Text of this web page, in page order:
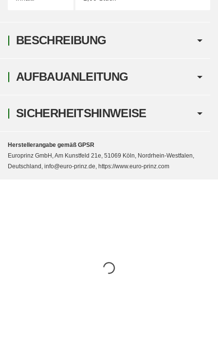
BESCHREIBUNG
AUFBAUANLEITUNG
SICHERHEITSHINWEISE
Herstellerangabe gemäß GPSR
Europrinz GmbH, Am Kunstfeld 21e, 51069 Köln, Nordrhein-Westfalen,
Deutschland, info@euro-prinz.de, https://www.euro-prinz.com